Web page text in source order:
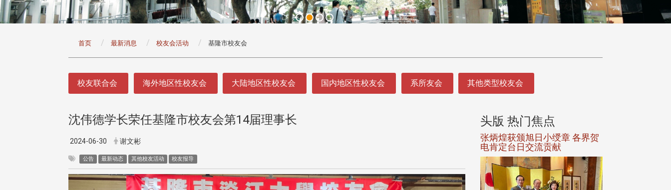
首页 最新消息 校友会活动 基隆市校友会
校友联合会 海外地区性校友会 大陆地区性校友会 国内地区性校友会 系所友会 其他类型校友会
沈伟德学长荣任基隆市校友会第14届理事长
2024-06-30 谢文彬
公告 最新动态 其他校友活动 校友报导
大学主任秘书曾守正率队
校友处 深化校友工作交
头版 热门焦点
十四载深耕校友情谊 校友处
执行长彭春阳荣退 校友感念
相伴同行
头版 热门焦点 头版 热门焦点
张炳煌获颁旭日小绶章 各界贺
电肯定台日交流贡献